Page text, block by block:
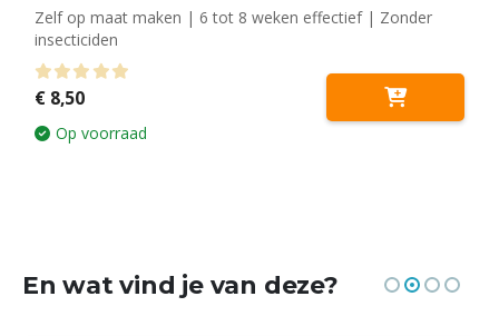
Zelf op maat maken | 6 tot 8 weken effectief | Zonder
insecticiden
0 out of 5
€8,50
Op voorraad
En wat vind je van deze?